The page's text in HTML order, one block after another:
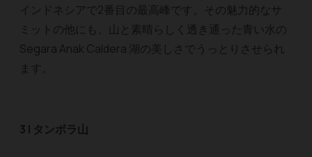
インドネシアで2番目の最高峰です。その魅力的なサ
ミットの他にも、山と素晴らしく透き通った青い水の
Segara Anak Caldera 湖の美しさでうっとりさせられ
ます。
3 | タンボラ山